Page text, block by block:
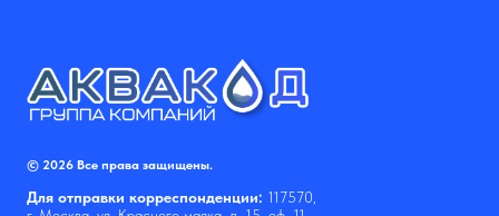
© 2026 Все права защищены.
Для отправки корреспонденции: 117570,